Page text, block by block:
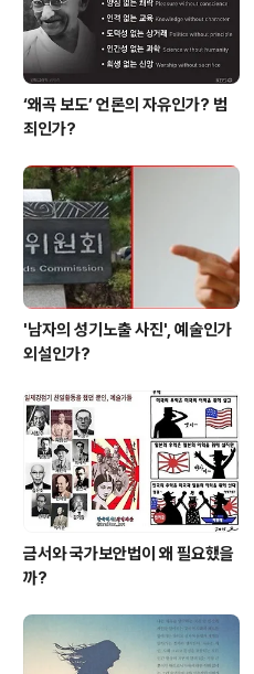
는 3개의 대학에서 동시에..
‘왜곡 보도’ 언론의 자유인가? 범
죄인가?
'남자의 성기노출 사진', 예술인가
외설인가?
금서와 국가보안법이 왜 필요했을
까?